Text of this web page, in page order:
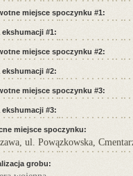
miejsce spoczynku #1:
ekshumacji #1:
miejsce spoczynku #2:
ekshumacji #2:
miejsce spoczynku #3:
ekshumacji #3:
miejsce spoczynku:
ul. Powązkowska,
grobu: